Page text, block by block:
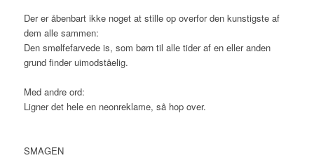
Der er åbenbart ikke noget at stille op overfor den kunstigste af
dem alle sammen:
Den smølfefarvede is, som børn til alle tider af en eller anden
grund finder uimodståelig.
Med andre ord:
Ligner det hele en neonreklame, så hop over.
SMAGEN